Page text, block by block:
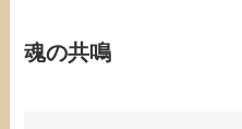
魂の共鳴